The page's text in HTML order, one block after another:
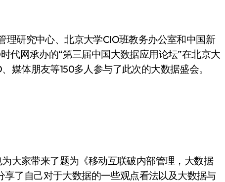
理研究中心、北京大学CIO班教务办公室和中国新
代网承办的“第三届中国大数据应用论坛”在北京大
媒体朋友等150多人参与了此次的大数据盛会。
大家带来了题为《移动互联破内部管理，大数据
了自己对于大数据的一些观点看法以及大数据与